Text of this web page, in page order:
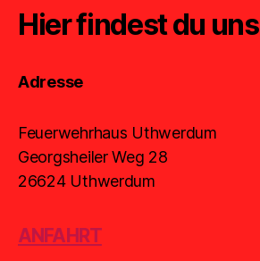
Hier findest du uns
Adresse
Feuerwehrhaus Uthwerdum
Georgsheiler Weg 28
26624 Uthwerdum
ANFAHRT